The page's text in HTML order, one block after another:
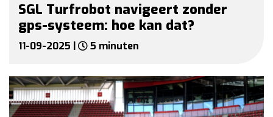
SGL Turfrobot navigeert zonder
gps-systeem: hoe kan dat?
11-09-2025 | 5 minuten